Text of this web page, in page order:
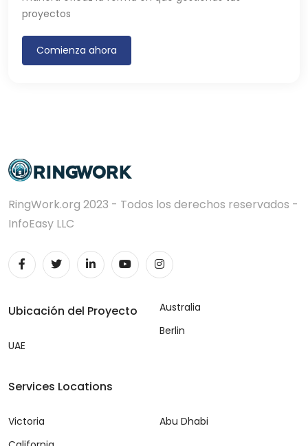
proyectos
Comienza ahora
RingWork.org 2023 - Todos los derechos reservados -
InfoEasy LLC
Ubicación del Proyecto
UAE
Australia
Berlin
Services Locations
Victoria
Abu Dhabi